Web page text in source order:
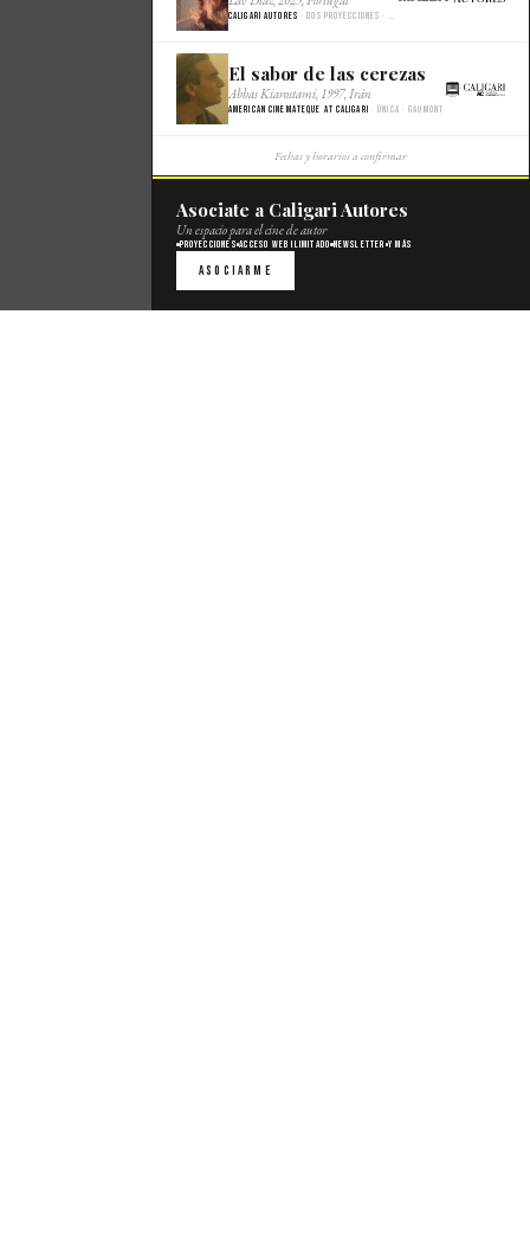
Caligari Autores · Dos proyecciones · Malba Cine
El sabor de las cerezas
Abbas Kiarostami, 1997, Irán
American Cinemateque at Caligari · Única · Gaumont
×
Fechas y horarios a confirmar
Asociate a Caligari Autores
Un espacio para el cine de autor
Proyecciones Acceso web ilimitado Newsletter Y más
Asociarme